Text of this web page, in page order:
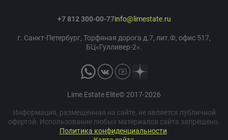
Lime Estate Elite© 2017-2026
Информация, размещенная на сайте, не является публичной
офертой. Использование любых материалов сайта запрещено.
Политика конфиденциальности
+7 812 300-00-77info@limestate.ru
г. Санкт-Петербург, Торфяная дорога д.7, лит.Ф, офис 517,
БЦ«Гулливер-2».